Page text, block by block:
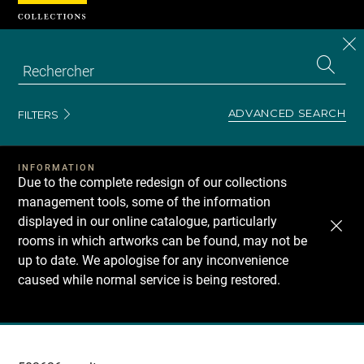
FILTERS ADVANCED SEARCH
INFORMATION
Due to the complete redesign of our collections
management tools, some of the information
displayed in our online catalogue, particularly
rooms in which artworks can be found, may not be
up to date. We apologise for any inconvenience
caused while normal service is being restored.
Recherche
Cookies management panel